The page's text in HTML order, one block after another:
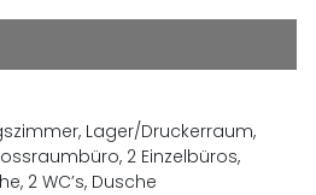
Lager/Druckerraum,
2 Einzelbüros,
2 WC’s, Dusche